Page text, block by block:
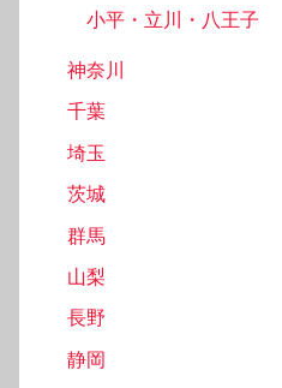
小平・立川・八王子
神奈川
千葉
埼玉
茨城
群馬
山梨
長野
静岡